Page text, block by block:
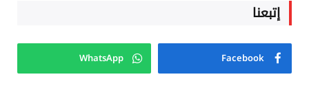
إتبعنا
Facebook
WhatsApp